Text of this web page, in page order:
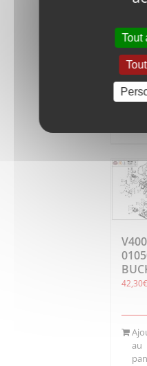
389,61
42,30€
au
Tout